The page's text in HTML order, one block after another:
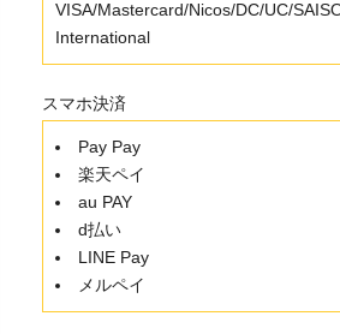
VISA/Mastercard/Nicos/DC/UC/
International
スマホ決済
Pay Pay
楽天ペイ
au PAY
d払い
LINE Pay
メルペイ